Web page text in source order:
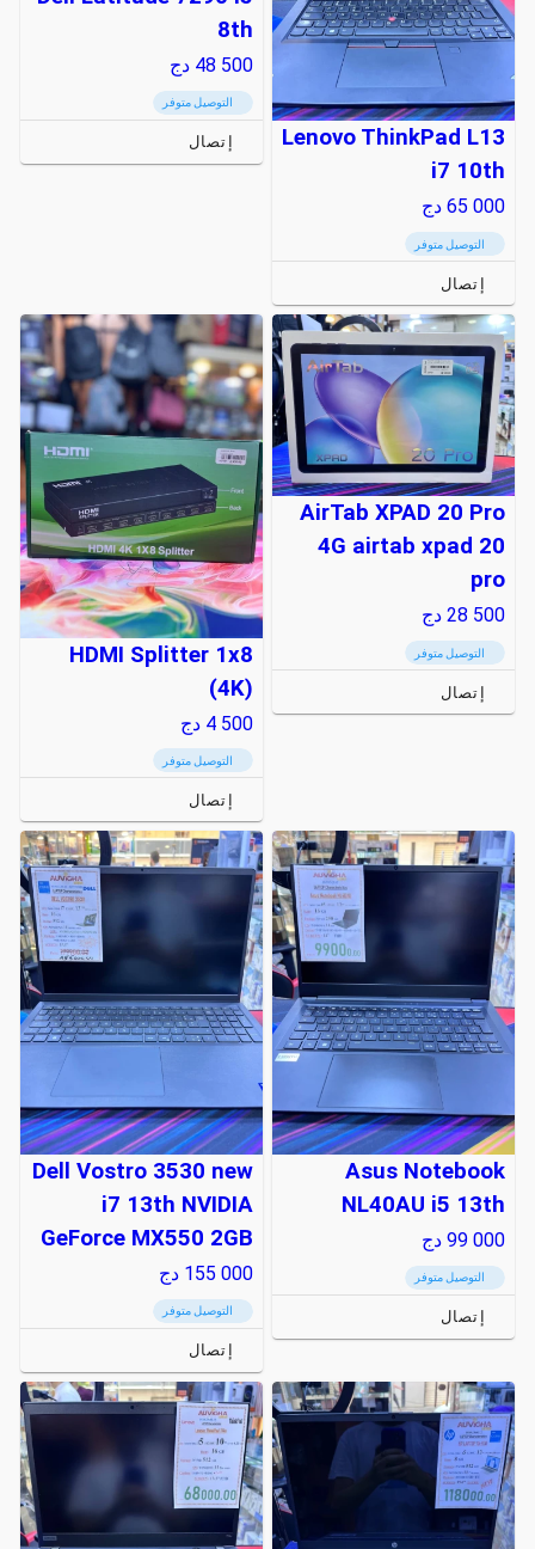
Lenovo ThinkPad L13
i7 10th
65 000 دج
التوصيل متوفر
إتصال
8th
48 500 دج
التوصيل متوفر
إتصال
AirTab XPAD 20 Pro
4G airtab xpad 20
pro
28 500 دج
التوصيل متوفر
إتصال
HDMI Splitter 1x8
(4K)
4 500 دج
التوصيل متوفر
إتصال
Asus Notebook
NL40AU i5 13th
99 000 دج
التوصيل متوفر
إتصال
Dell Vostro 3530 new
i7 13th NVIDIA
GeForce MX550 2GB
155 000 دج
التوصيل متوفر
إتصال